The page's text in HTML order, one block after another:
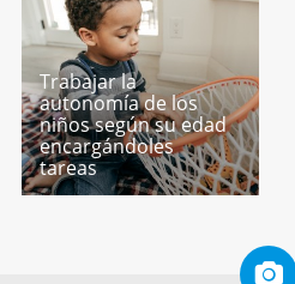
Trabajar la
autonomía de los
niños según su edad
encargándoles
tareas